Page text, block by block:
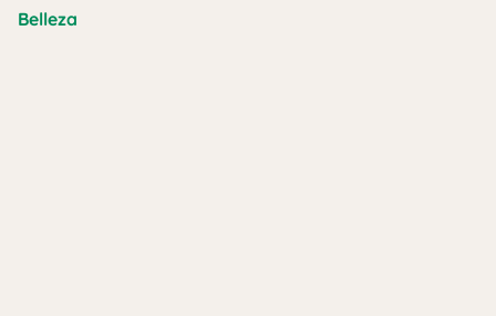
Belleza